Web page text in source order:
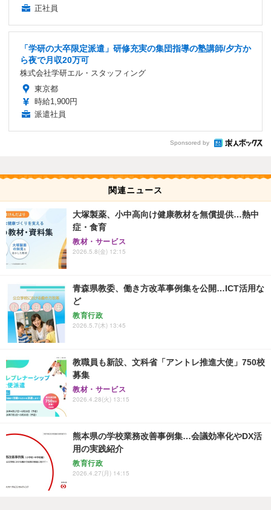
正社員
「学研の大卒限定派遣」研修充実の集団指導の塾講師/夕方か
ら夜で月収20万可
株式会社学研エル・スタッフィング
東京都
時給1,900円
派遣社員
Sponsored by
関連ニュース
大塚製薬、小中高向け健康教材を無償提供…熱中
症・食育
教材・サービス
2026.5.8(金) 12:15
青森県教委、働き方改革事例集を公開…ICT活用な
ど
教育行政
2026.5.7(木) 13:45
教職員も新設、文科省「アントレ推進大使」750校
募集
教材・サービス
2026.4.28(火) 13:15
熊本県の学校業務改善事例集…会議効率化やDX活
用の実践紹介
教育行政
2026.4.27(月) 14:15